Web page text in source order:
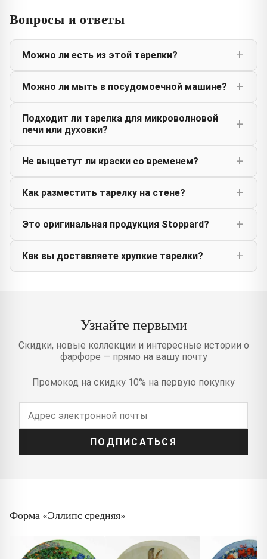
Вопросы и ответы
Можно ли есть из этой тарелки?
Можно ли мыть в посудомоечной машине?
Подходит ли тарелка для микроволновой
печи или духовки?
Не выцветут ли краски со временем?
Как разместить тарелку на стене?
Это оригинальная продукция Stoppard?
Как вы доставляете хрупкие тарелки?
Узнайте первыми
Скидки, новые коллекции и интересные истории о
фарфоре — прямо на вашу почту
Промокод на скидку 10% на первую покупку
ПОДПИСАТЬСЯ
Форма «Эллипс средняя»